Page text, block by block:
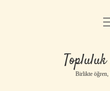
Gizlilik
Yasal
Birlikte öğren,